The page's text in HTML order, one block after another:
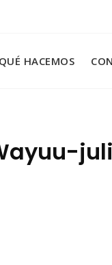
QUÉ HACEMOS